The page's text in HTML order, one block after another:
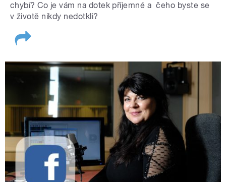
chybí? Co je vám na dotek příjemné a čeho byste se
v životě nikdy nedotkli?